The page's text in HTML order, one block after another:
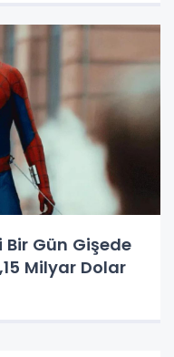
Gün Gişede
Milyar Dolar